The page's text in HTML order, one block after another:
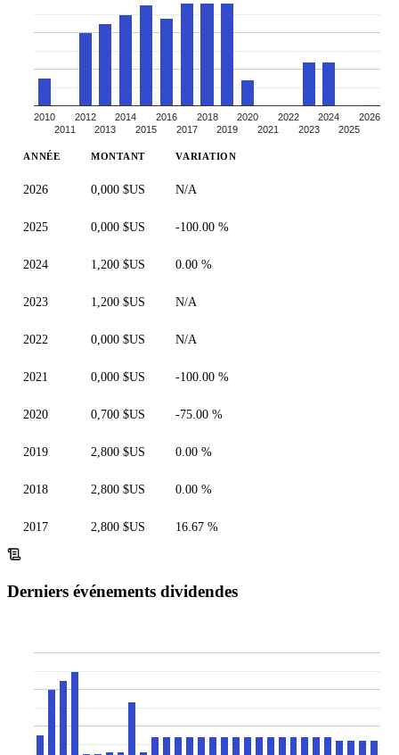
2010
2011
2012
2013
2014
2015
2016
2017
2018
2019
2020
2021
2022
2023
2024
2025
2026
ANNÉE MONTANT VARIATION
2026 0,000 $US N/A
2025 0,000 $US -100.00 %
2024 1,200 $US 0.00 %
2023 1,200 $US N/A
2022 0,000 $US N/A
2021 0,000 $US -100.00 %
2020 0,700 $US -75.00 %
2019 2,800 $US 0.00 %
2018 2,800 $US 0.00 %
2017 2,800 $US 16.67 %
Derniers événements dividendes